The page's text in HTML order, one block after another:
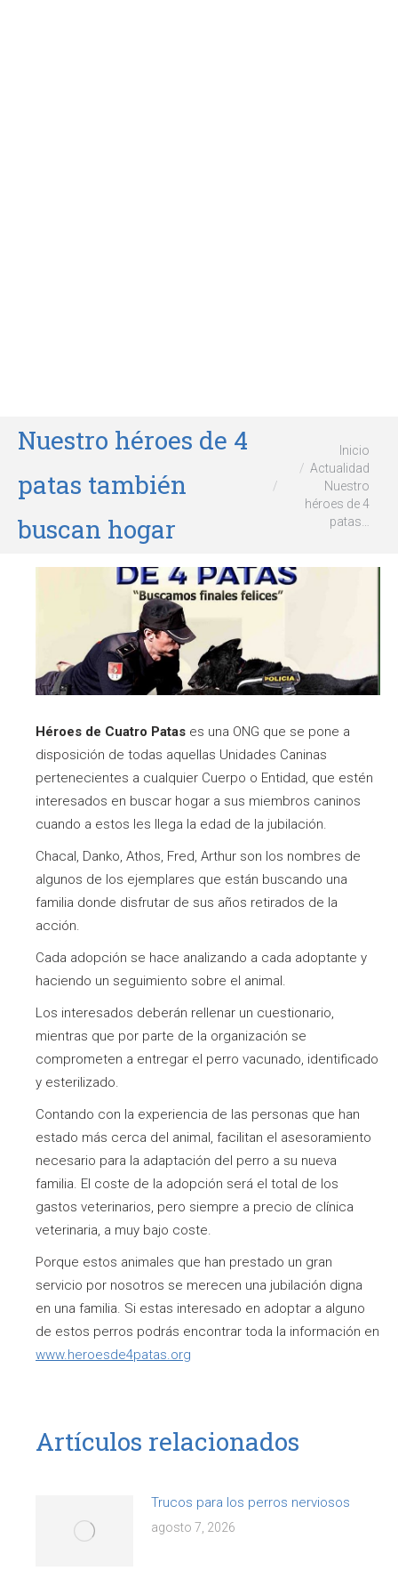
Nuestro héroes de 4
patas también
buscan hogar
Inicio
Actualidad
Nuestro
héroes de 4
patas…
Héroes de Cuatro Patas es una ONG que se pone a
disposición de todas aquellas Unidades Caninas
pertenecientes a cualquier Cuerpo o Entidad, que estén
interesados en buscar hogar a sus miembros caninos
cuando a estos les llega la edad de la jubilación.
Chacal, Danko, Athos, Fred, Arthur son los nombres de
algunos de los ejemplares que están buscando una
familia donde disfrutar de sus años retirados de la
acción.
Cada adopción se hace analizando a cada adoptante y
haciendo un seguimiento sobre el animal.
Los interesados deberán rellenar un cuestionario,
mientras que por parte de la organización se
comprometen a entregar el perro vacunado, identificado
y esterilizado.
Contando con la experiencia de las personas que han
estado más cerca del animal, facilitan el asesoramiento
necesario para la adaptación del perro a su nueva
familia. El coste de la adopción será el total de los
gastos veterinarios, pero siempre a precio de clínica
veterinaria, a muy bajo coste.
Porque estos animales que han prestado un gran
servicio por nosotros se merecen una jubilación digna
en una familia. Si estas interesado en adoptar a alguno
de estos perros podrás encontrar toda la información en
www.heroesde4patas.org
Artículos relacionados
Trucos para los perros nerviosos
agosto 7, 2026